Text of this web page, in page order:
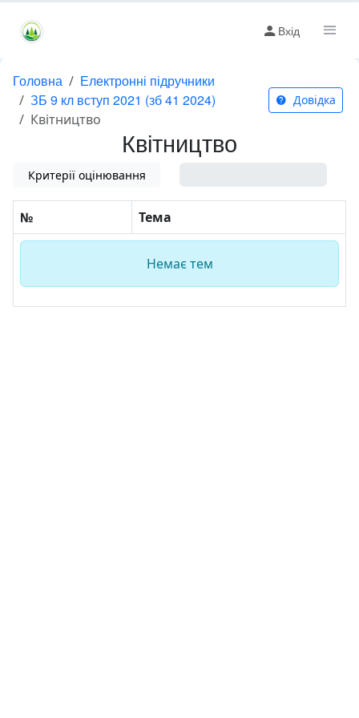
Вхід
Головна
Електронні підручники
ЗБ 9 кл вступ 2021 (зб 41 2024)
Квітництво
Довідка
Квітництво
Критерії оцінювання
№ Тема
Немає тем